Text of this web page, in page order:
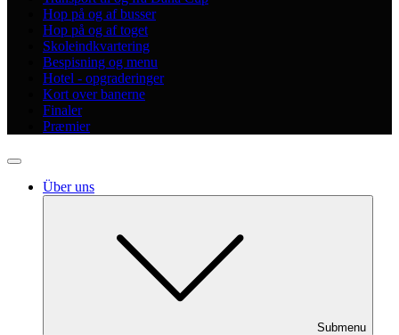
Hop på og af busser
Hop på og af toget
Skoleindkvartering
Bespisning og menu
Hotel - opgraderinger
Kort over banerne
Finaler
Præmier
Über uns
Submenu